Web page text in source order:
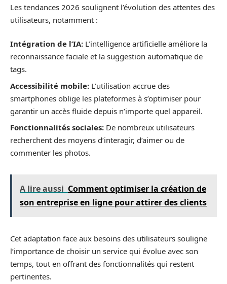
Les tendances 2026 soulignent l’évolution des attentes des
utilisateurs, notamment :
Intégration de l’IA: L’intelligence artificielle améliore la
reconnaissance faciale et la suggestion automatique de
tags.
Accessibilité mobile: L’utilisation accrue des
smartphones oblige les plateformes à s’optimiser pour
garantir un accès fluide depuis n’importe quel appareil.
Fonctionnalités sociales: De nombreux utilisateurs
recherchent des moyens d’interagir, d’aimer ou de
commenter les photos.
A lire aussi Comment optimiser la création de
son entreprise en ligne pour attirer des clients
Cet adaptation face aux besoins des utilisateurs souligne
l’importance de choisir un service qui évolue avec son
temps, tout en offrant des fonctionnalités qui restent
pertinentes.